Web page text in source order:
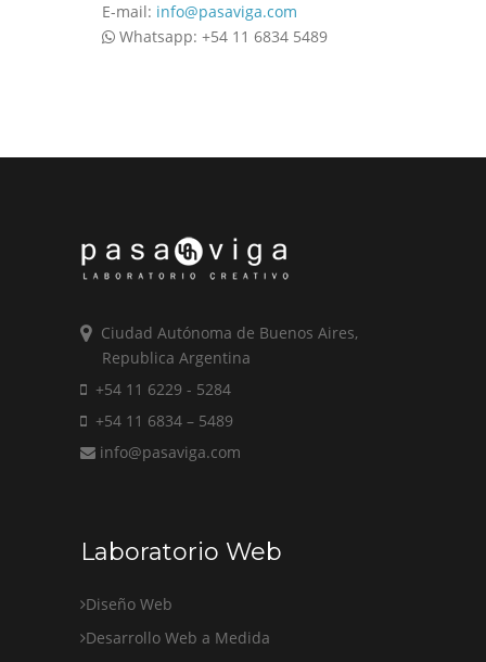
E-mail: info@pasaviga.com
Whatsapp: +54 11 6834 5489
Ciudad Autónoma de Buenos Aires,
Republica Argentina
+54 11 6229 - 5284
+54 11 6834 – 5489
info@pasaviga.com
Laboratorio Web
Diseño Web
Desarrollo Web a Medida